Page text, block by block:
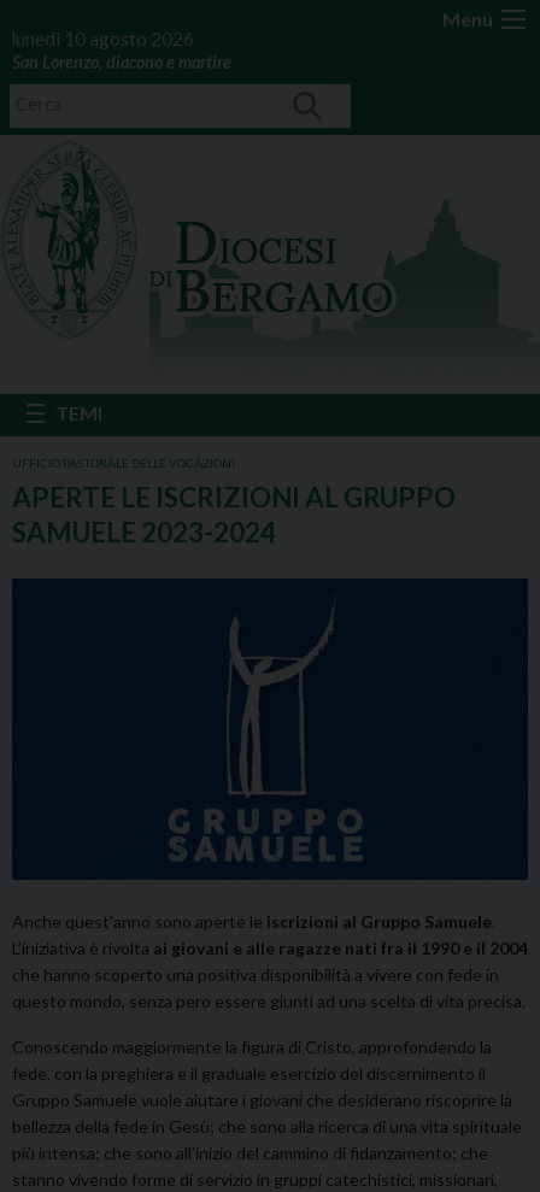
Menu
lunedì 10 agosto 2026
San Lorenzo, diacono e martire
UFFICIO PASTORALE DELLE VOCAZIONI
APERTE LE ISCRIZIONI AL GRUPPO
SAMUELE 2023-2024
Anche quest’anno sono aperte le iscrizioni al Gruppo Samuele.
L’iniziativa è rivolta ai giovani e alle ragazze nati fra il 1990 e il 2004
che hanno scoperto una positiva disponibilità a vivere con fede in
questo mondo, senza pero essere giunti ad una scelta di vita precisa.
Conoscendo maggiormente la figura di Cristo, approfondendo la
fede, con la preghiera e il graduale esercizio del discernimento il
Gruppo Samuele vuole aiutare i giovani che desiderano riscoprire la
bellezza della fede in Gesù; che sono alla ricerca di una vita spirituale
più intensa; che sono all’inizio del cammino di fidanzamento; che
stanno vivendo forme di servizio in gruppi catechistici, missionari,